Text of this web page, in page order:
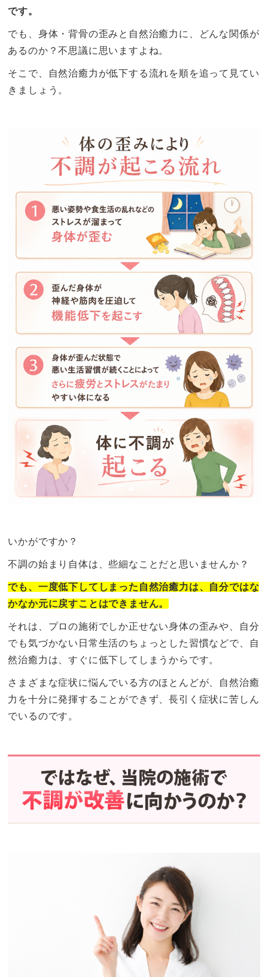
です。
でも、身体・背骨の歪みと自然治癒力に、どんな関係が
あるのか？不思議に思いますよね。
そこで、自然治癒力が低下する流れを順を追って見てい
きましょう。
いかがですか？
不調の始まり自体は、些細なことだと思いませんか？
でも、一度低下してしまった自然治癒力は、自分ではな
かなか元に戻すことはできません。
それは、プロの施術でしか正せない身体の歪みや、自分
でも気づかない日常生活のちょっとした習慣などで、自
然治癒力は、すぐに低下してしまうからです。
さまざまな症状に悩んでいる方のほとんどが、自然治癒
力を十分に発揮することができず、長引く症状に苦しん
でいるのです。